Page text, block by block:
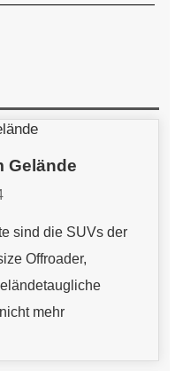
Gelände
sind die SUVs der
Offroader,
mehr